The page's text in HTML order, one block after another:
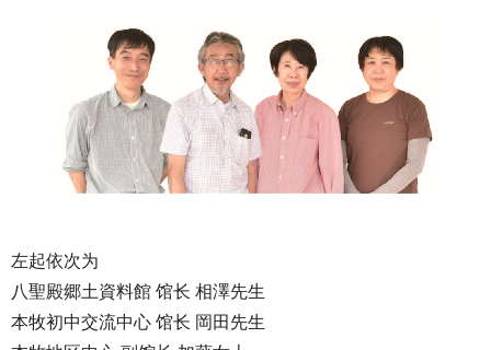
左起依次为
八聖殿郷土資料館 馆长 相澤先生
本牧初中交流中心 馆长 岡田先生